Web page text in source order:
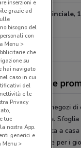
Strada Provinciale,
13.9 km
negozi e
una catena di negozi di
di bellezza. Sfoglia
e porta a
appositamente per i
inserzioni e
grazie ad
bisogno del
con
Menu >
che
su
hai navigato
caso in cui
del
e le
Privacy
tue
nostra App.
generici e
Menu >